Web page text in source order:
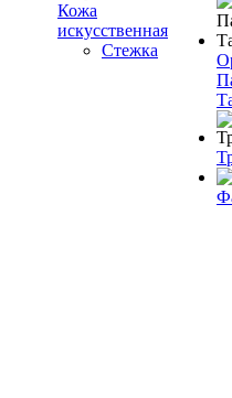
Кожа
искусственная
Стежка